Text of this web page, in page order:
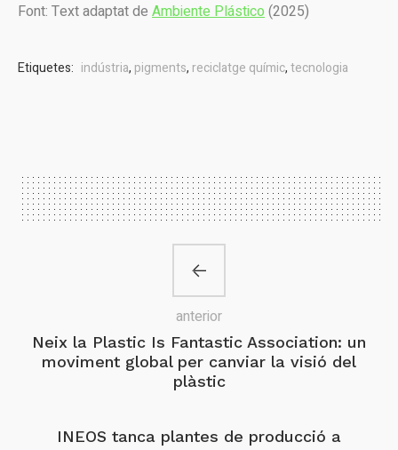
Font: Text adaptat de Ambiente Plástico(2025)
Etiquetes: indústria, pigments, reciclatge químic,tecnologia
Neix la Plastic Is Fantastic Association: un
moviment global per canviar la visió del
plàstic
anterior
INEOS tanca plantes de producció a